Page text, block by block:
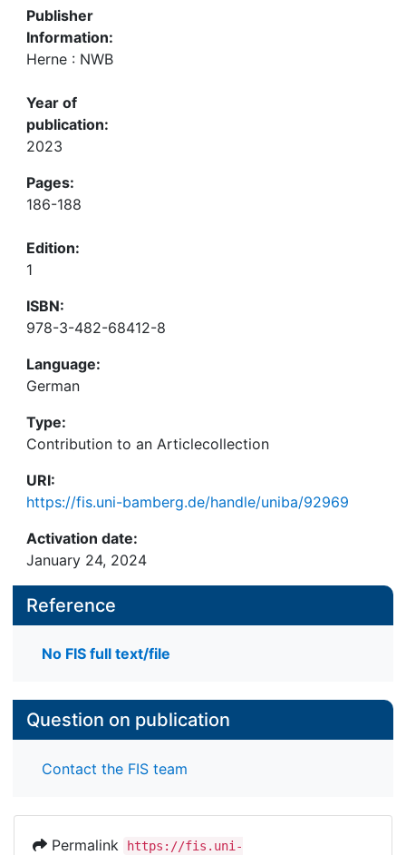
Publisher
Information:
Herne : NWB
Year of
publication:
2023
Pages:
186-188
Edition:
1
ISBN:
978-3-482-68412-8
Language:
German
Type:
Contribution to an Articlecollection
URI:
https://fis.uni-bamberg.de/handle/uniba/92969
Activation date:
January 24, 2024
Reference
No FIS full text/file
Question on publication
Contact the FIS team
Permalink
https://fis.uni-